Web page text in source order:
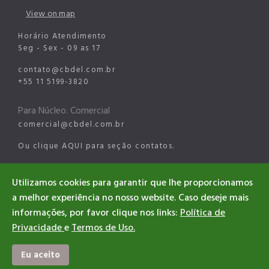
View on map
Horário Atendimento
Seg - Sex - 09 as 17
contato@cbdel.com.br
+55 11 5199-3820
Para Núcleo. Comercial
comercial@cbdel.com.br
Ou clique AQUI para seção contatos.
esports@cbdel.com.br
©2026 CBDEL. All rights reserved
Utilizamos cookies para garantir que lhe proporcionamos
a melhor experiência no nosso website. Caso deseje mais
informações, por favor clique nos links:Política de
PrivacidadeeTermos de Uso.
Eu aceito